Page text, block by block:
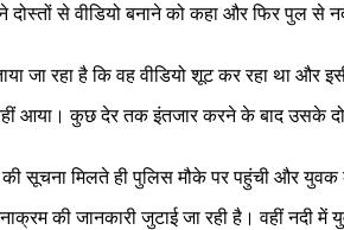
से वीडियो बनाने को कहा और फिर पुल
रहा है कि वह वीडियो शूट कर रहा था और
आया। कुछ देर तक इंतजार करने के बाद उसके
की सूचना मिलते ही पुलिस मौके पर पहुंची और
की जानकारी जुटाई जा रही है। वहीं नदी में